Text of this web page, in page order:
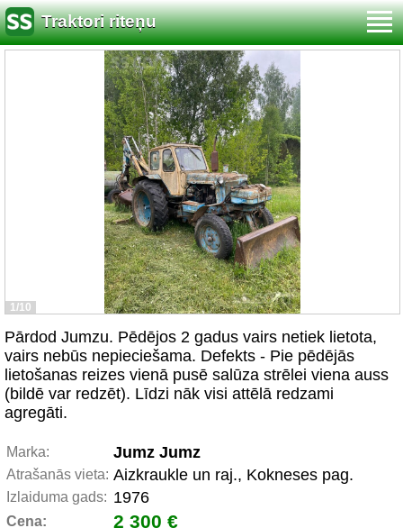
Traktori riteņu
1/10
Pārdod Jumzu. Pēdējos 2 gadus vairs netiek lietota,
vairs nebūs nepieciešama. Defekts - Pie pēdējās
lietošanas reizes vienā pusē salūza strēlei viena auss
(bildē var redzēt). Līdzi nāk visi attēlā redzami
agregāti.
Marka: Jumz Jumz
Atrašanās vieta: Aizkraukle un raj., Kokneses pag.
Izlaiduma gads: 1976
Cena: 2 300 €